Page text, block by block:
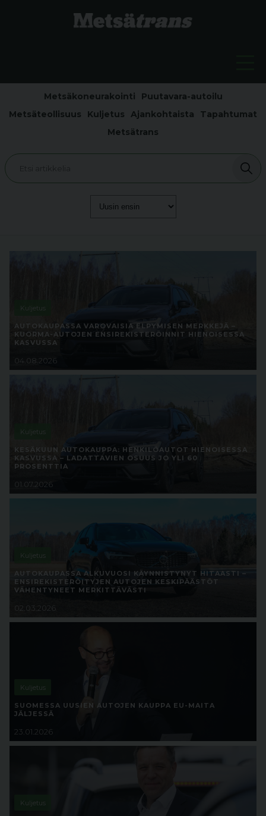
Metsäkoneurakointi
Puutavara-autoilu
Metsäteollisuus
Kuljetus Ajankohtaista
Tapahtumat
Metsätrans
Kuljetus
AUTOKAUPASSA VAROVAISIA ELPYMISEN MERKKEJÄ –
KUORMA-AUTOJEN ENSIREKISTERÖINNIT HIENOISESSA
KASVUSSA
04.08.2026
Kuljetus
KESÄKUUN AUTOKAUPPA: HENKILÖAUTOT HIENOISESSA
KASVUSSA – LADATTAVIEN OSUUS JO YLI 60
PROSENTTIA
01.07.2026
Kuljetus
AUTOKAUPASSA ALKUVUOSI KÄYNNISTYNYT HITAASTI –
ENSIREKISTERÖITYJEN AUTOJEN KESKIPÄÄSTÖT
VÄHENTYNEET MERKITTÄVÄSTI
02.03.2026
Kuljetus
SUOMESSA UUSIEN AUTOJEN KAUPPA EU-MAITA
JÄLJESSÄ
23.01.2026
Kuljetus